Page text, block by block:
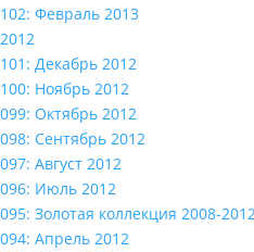
102: Февраль 2013
2012
101: Декабрь 2012
100: Ноябрь 2012
099: Октябрь 2012
098: Сентябрь 2012
097: Август 2012
096: Июль 2012
095: Золотая коллекция 2008-
094: Апрель 2012